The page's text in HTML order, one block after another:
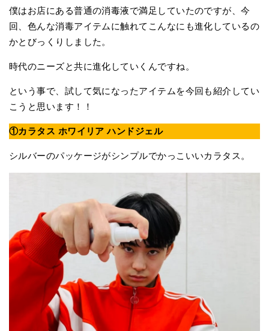
僕はお店にある普通の消毒液で満足していたのですが、今
回、色んな消毒アイテムに触れてこんなにも進化しているの
かとびっくりしました。
時代のニーズと共に進化していくんですね。
という事で、試して気になったアイテムを今回も紹介してい
こうと思います！！
①カラタス ホワイリア ハンドジェル
シルバーのパッケージがシンプルでかっこいいカラタス。